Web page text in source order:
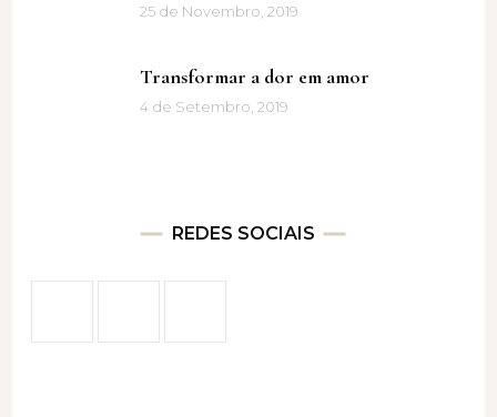
25 de Novembro, 2019
Transformar a dor em amor
4 de Setembro, 2019
REDES SOCIAIS